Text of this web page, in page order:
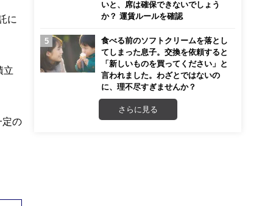
に
立
定の
いと、席は確保できないでしょう
か？ 運賃ルールを確認
食べる前のソフトクリームを落とし
てしまった息子。交換を依頼すると
「新しいものを買ってください」と
言われました。わざとではないの
に、理不尽すぎませんか？
さらに見る